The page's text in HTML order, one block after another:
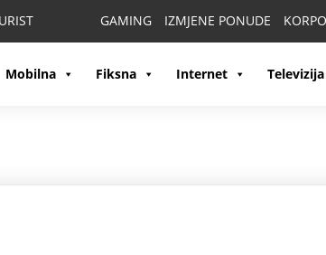
GAMING IZMJENE PONUDE
Mobilna Fiksna Internet Televizija